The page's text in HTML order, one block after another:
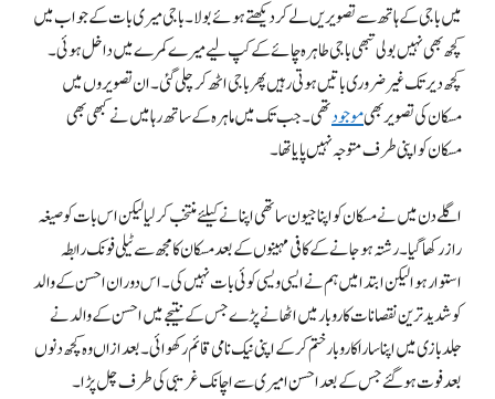
میں باجی کے ہاتھ سے تصویریں لے کر دیکھتے ہوئے بولا۔ باجی میری بات کے جواب میں
کچھ بھی نہیں بولی تبھی باجی طاہرہ چائے کے کپ لیے میرے کمرے میں داخل ہوئی۔
کچھ دیر تک غیر ضروری باتیں ہوتی رہیں پھر باجی اٹھ کر چلی گئی۔ ان تصویروں میں
مسکان کی تصویر بھیموجودتھی۔ جب تک میں ماہرہ کے ساتھ رہا میں نے کبھی بھی
مسکان کو اپنی طرف متوجہ نہیں پایا تھا۔
اگلے دن میں نے مسکان کو اپنا جیون ساتھی اپنانے کیلئے منتخب کرلیا لیکن اس بات کو صیغہ
راز رکھا گیا۔ رشتہ ہوجانے کے کافی مہینوں کے بعد مسکان کا مجھ سے ٹیلی فونک رابطہ
استوار ہوا لیکن ابتدا میں ہم نے ایسی ویسی کوئی بات نہیں کی۔ اس دوران احسن کے والد
کو شدید ترین نقصانات کاروبار میں اٹھانے پڑے جس کے نتیجے میں احسن کے والد نے
جلد بازی میں اپنا سارا کاروبار ختم کرکے اپنی نیک نامی قائم رکھوائی۔ بعدازاں وہ کچھ دنوں
بعد فوت ہوگئے جس کے بعد احسن امیری سے اچانک غریبی کی طرف چل پڑا۔